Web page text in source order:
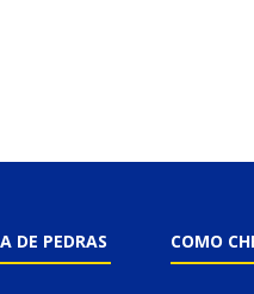
DE PEDRAS COMO